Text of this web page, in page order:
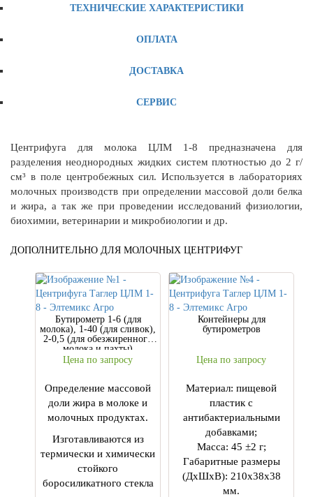
ТЕХНИЧЕСКИЕ ХАРАКТЕРИСТИКИ
ОПЛАТА
ДОСТАВКА
СЕРВИС
Центрифуга для молока ЦЛМ 1-8 предназначена для
разделения неоднородных жидких систем плотностью до 2 г/
см³ в поле центробежных сил. Используется в лабораториях
молочных производств при определении массовой доли белка
и жира, а так же при проведении исследований физиологии,
биохимии, ветеринарии и микробиологии и др.
ДОПОЛНИТЕЛЬНО ДЛЯ МОЛОЧНЫХ ЦЕНТРИФУГ
Бутирометр 1-6 (для
молока), 1-40 (для сливок),
2-0,5 (для обезжиренного
молока и пахты)
Цена по запросу
Определение массовой
доли жира в молоке и
молочных продуктах.
Изготавливаются из
термически и химически
стойкого
боросиликатного стекла
Контейнеры для
бутирометров
Цена по запросу
Материал: пищевой
пластик с
антибактериальными
добавками;
Масса: 45 ±2 г;
Габаритные размеры
(ДхШхВ): 210х38х38
мм.